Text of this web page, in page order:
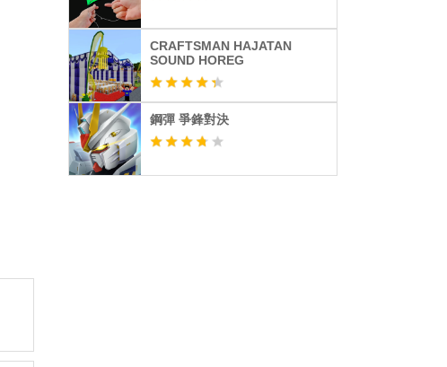
CRAFTSMAN HAJATAN
SOUND HOREG
鋼彈 爭鋒對決